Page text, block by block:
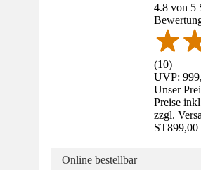
4.8 von 5
(10)
UVP:
Unser
Preise
zzgl.
ST899,00
Online bestellbar